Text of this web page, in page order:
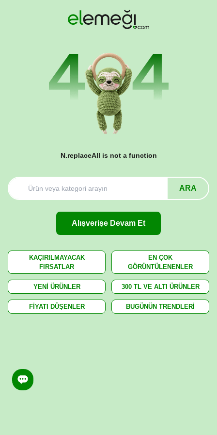
N.replaceAll is not a function
ARA
Alışverişe Devam Et
KAÇIRILMAYACAK
FIRSATLAR
EN ÇOK
GÖRÜNTÜLENENLER
YENİ ÜRÜNLER 300 TL VE ALTI ÜRÜNLER
FİYATI DÜŞENLER BUGÜNÜN TRENDLERİ